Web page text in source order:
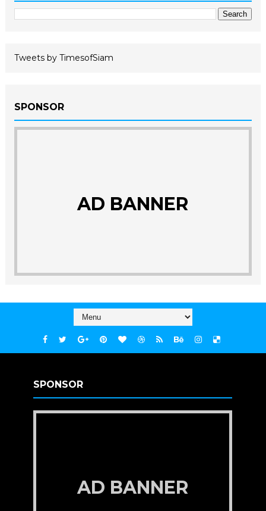
Tweets by TimesofSiam
SPONSOR
AD BANNER
SPONSOR
AD BANNER